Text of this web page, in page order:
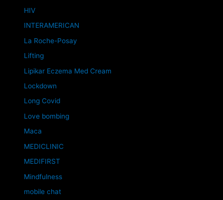
HIV
INTERAMERICAN
La Roche-Posay
Lifting
Lipikar Eczema Med Cream
Lockdown
Long Covid
Love bombing
Maca
MEDICLINIC
MEDIFIRST
Mindfulness
mobile chat